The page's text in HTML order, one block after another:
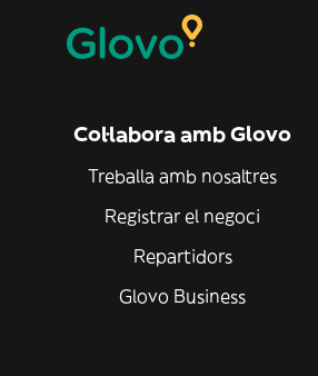
Col·labora amb Glovo
Treballa amb nosaltres
Registrar el negoci
Repartidors
Glovo Business